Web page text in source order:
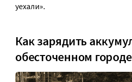
уехали».
Как зарядить
обесточенном городе